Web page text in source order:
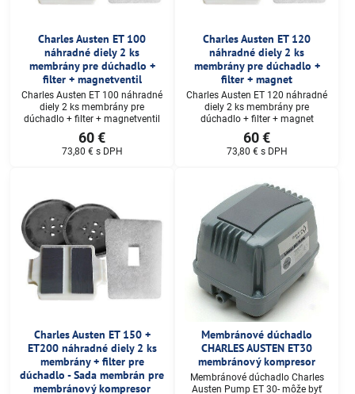
Charles Austen ET 100
náhradné diely 2 ks
membrány pre dúchadlo +
filter + magnetventil
Charles Austen ET 100 náhradné
diely 2 ks membrány pre
dúchadlo + filter + magnetventil
60 €
73,80 € s DPH
Charles Austen ET 120
náhradné diely 2 ks
membrány pre dúchadlo +
filter + magnet
Charles Austen ET 120 náhradné
diely 2 ks membrány pre
dúchadlo + filter + magnet
60 €
73,80 € s DPH
Charles Austen ET 150 +
ET200 náhradné diely 2 ks
membrány + filter pre
dúchadlo - Sada membrán pre
membránový kompresor
Membránové dúchadlo
CHARLES AUSTEN ET30
membránový kompresor
Membránové dúchadlo Charles
Austen Pump ET 30- môže byť